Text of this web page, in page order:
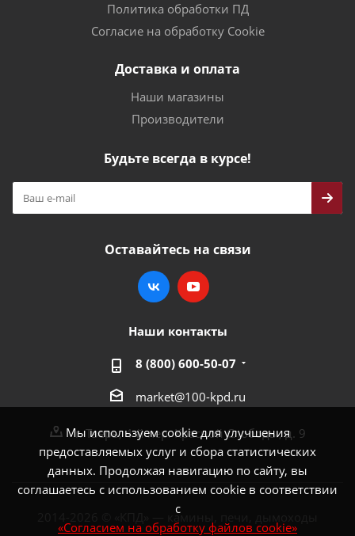
Мы используем cookie для улучшения
предоставляемых услуг и сбора статистических
данных. Продолжая навигацию по сайту, вы
соглашаетесь с использованием cookie в соответствии
с
«Согласием на обработку файлов cookie»
Политика обработки ПД
Согласие на обработку Cookie
Доставка и оплата
Наши магазины
Производители
Будьте всегда в курсе!
Оставайтесь на связи
Наши контакты
8 (800) 600-50-07
market@100-kpd.ru
г. Тверь, 4-й пер. Красной Слободы, д. 9
2014-2026 © «КПД» — камины, печи, дымоходы